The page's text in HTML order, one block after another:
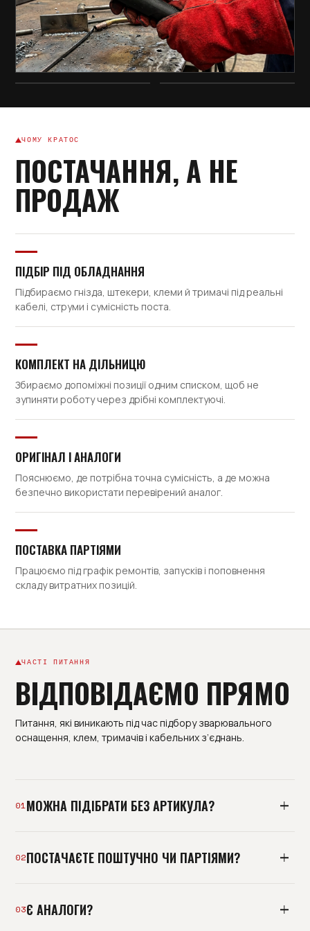
501.0168
501.0616
Ізоляційний фланець (круглий,
85мм)
226.D035.1
Binzel Fronius to Euro Adaptor /
адаптор
ЧОМУ КРАТОС
ПОСТАЧАННЯ, А НЕ
ПРОДАЖ
ПІДБІР ПІД ОБЛАДНАННЯ
Підбираємо гнізда, штекери, клеми й тримачі під реальні
кабелі, струми і сумісність поста.
КОМПЛЕКТ НА ДІЛЬНИЦЮ
Збираємо допоміжні позиції одним списком, щоб не
зупиняти роботу через дрібні комплектуючі.
ОРИГІНАЛ І АНАЛОГИ
Пояснюємо, де потрібна точна сумісність, а де можна
безпечно використати перевірений аналог.
ПОСТАВКА ПАРТІЯМИ
Працюємо під графік ремонтів, запусків і поповнення
складу витратних позицій.
ЧАСТІ ПИТАННЯ
ВІДПОВІДАЄМО ПРЯМО
Питання, які виникають під час підбору зварювального
оснащення, клем, тримачів і кабельних з’єднань.
01МОЖНА ПІДІБРАТИ БЕЗ АРТИКУЛА?
інженер підбере сумісну позицію.
02ПОСТАЧАЄТЕ ПОШТУЧНО ЧИ ПАРТІЯМИ?
партію під дільницю, ремонт чи поповнення складу.
03Є АНАЛОГИ?